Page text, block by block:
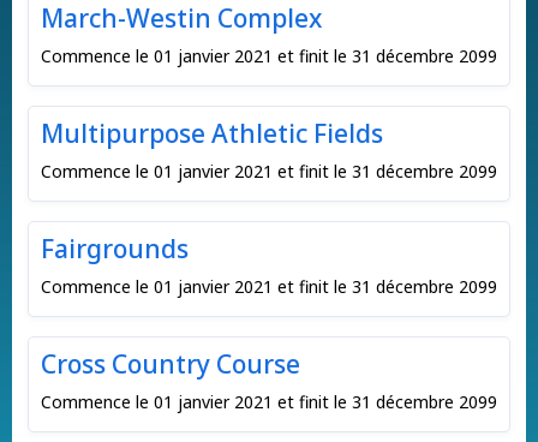
March-Westin Complex
Commence le 01 janvier 2021 et finit le 31 décembre 2099
Multipurpose Athletic Fields
Commence le 01 janvier 2021 et finit le 31 décembre 2099
Fairgrounds
Commence le 01 janvier 2021 et finit le 31 décembre 2099
Cross Country Course
Commence le 01 janvier 2021 et finit le 31 décembre 2099